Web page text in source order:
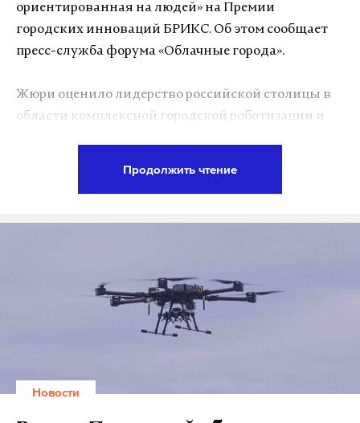
ориентированная на людей» на Премии
городских инноваций БРИКС. Об этом сообщает
пресс-служба форума «Облачные города».
Жюри оценило лидерство российской столицы в
области комплексной городской роботизации и
строительных проектов.
также были отмечены наградами в различных
номинациях. Китайский Ханчжоу занял первое
место в категории «Устойчивые города и
экономической платформы. Белград получил
Продолжить чтение
Новости